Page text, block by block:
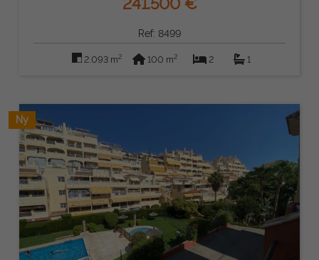
Ref: 8499
2.093 m2 100 m2 2 1
Ny